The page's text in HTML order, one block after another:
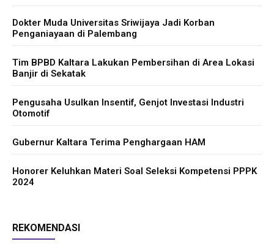
Dokter Muda Universitas Sriwijaya Jadi Korban
Penganiayaan di Palembang
Tim BPBD Kaltara Lakukan Pembersihan di Area Lokasi
Banjir di Sekatak
Pengusaha Usulkan Insentif, Genjot Investasi Industri
Otomotif
Gubernur Kaltara Terima Penghargaan HAM
Honorer Keluhkan Materi Soal Seleksi Kompetensi PPPK
2024
REKOMENDASI